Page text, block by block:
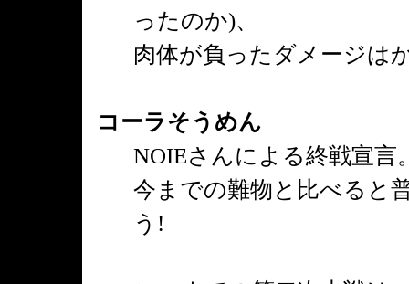
ったのか)、
肉体が負ったダメージは
コーラそうめん
NOIEさんによる終戦宣言
今までの難物と比べると
う!